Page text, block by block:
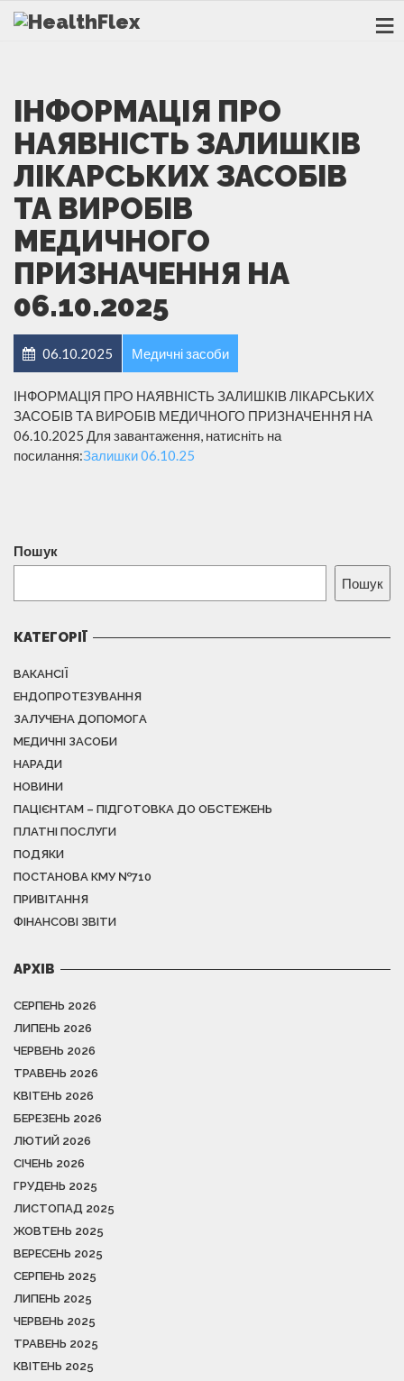
ІНФОРМАЦІЯ ПРО
НАЯВНІСТЬ ЗАЛИШКІВ
ЛІКАРСЬКИХ ЗАСОБІВ
ТА ВИРОБІВ
МЕДИЧНОГО
ПРИЗНАЧЕННЯ НА
06.10.2025
06.10.2025 Медичні засоби
ІНФОРМАЦІЯ ПРО НАЯВНІСТЬ ЗАЛИШКІВ ЛІКАРСЬКИХ
ЗАСОБІВ ТА ВИРОБІВ МЕДИЧНОГО ПРИЗНАЧЕННЯ НА
06.10.2025 Для завантаження, натисніть на
посилання:Залишки 06.10.25
Пошук
Пошук
КАТЕГОРІЇ
ВАКАНСІЇ
ЕНДОПРОТЕЗУВАННЯ
ЗАЛУЧЕНА ДОПОМОГА
МЕДИЧНІ ЗАСОБИ
НАРАДИ
НОВИНИ
ПАЦІЄНТАМ – ПІДГОТОВКА ДО ОБСТЕЖЕНЬ
ПЛАТНІ ПОСЛУГИ
ПОДЯКИ
ПОСТАНОВА КМУ №710
ПРИВІТАННЯ
ФІНАНСОВІ ЗВІТИ
АРХІВ
СЕРПЕНЬ 2026
ЛИПЕНЬ 2026
ЧЕРВЕНЬ 2026
ТРАВЕНЬ 2026
КВІТЕНЬ 2026
БЕРЕЗЕНЬ 2026
ЛЮТИЙ 2026
СІЧЕНЬ 2026
ГРУДЕНЬ 2025
ЛИСТОПАД 2025
ЖОВТЕНЬ 2025
ВЕРЕСЕНЬ 2025
СЕРПЕНЬ 2025
ЛИПЕНЬ 2025
ЧЕРВЕНЬ 2025
ТРАВЕНЬ 2025
КВІТЕНЬ 2025